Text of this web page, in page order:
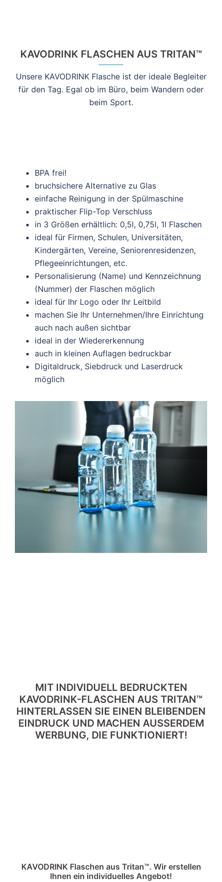
KAVODRINK FLASCHEN AUS TRITAN™
Unsere KAVODRINK Flasche ist der ideale Begleiter
für den Tag. Egal ob im Büro, beim Wandern oder
beim Sport.
BPA frei!
bruchsichere Alternative zu Glas
einfache Reinigung in der Spülmaschine
praktischer Flip-Top Verschluss
in 3 Größen erhältlich: 0,5l, 0,75l, 1l Flaschen
ideal für Firmen, Schulen, Universitäten,
Kindergärten, Vereine, Seniorenresidenzen,
Pflegeeinrichtungen, etc.
Personalisierung (Name) und Kennzeichnung
(Nummer) der Flaschen möglich
ideal für Ihr Logo oder Ihr Leitbild
machen Sie Ihr Unternehmen/Ihre Einrichtung
auch nach außen sichtbar
ideal in der Wiedererkennung
auch in kleinen Auflagen bedruckbar
Digitaldruck, Siebdruck und Laserdruck
möglich
MIT INDIVIDUELL BEDRUCKTEN
KAVODRINK-FLASCHEN AUS TRITAN™
HINTERLASSEN SIE EINEN BLEIBENDEN
EINDRUCK UND MACHEN AUSSERDEM
WERBUNG, DIE FUNKTIONIERT!
KAVODRINK Flaschen aus Tritan™. Wir erstellen
Ihnen ein individuelles Angebot!